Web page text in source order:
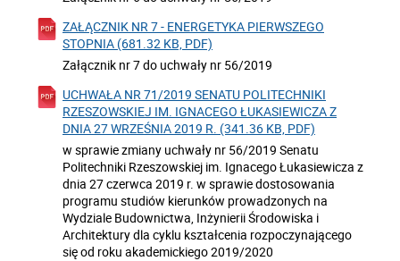
ZAŁĄCZNIK NR 7 - ENERGETYKA PIERWSZEGO
STOPNIA (681.32 KB, PDF)
Załącznik nr 7 do uchwały nr 56/2019
UCHWAŁA NR 71/2019 SENATU POLITECHNIKI
RZESZOWSKIEJ IM. IGNACEGO ŁUKASIEWICZA Z
DNIA 27 WRZEŚNIA 2019 R. (341.36 KB, PDF)
w sprawie zmiany uchwały nr 56/2019 Senatu
Politechniki Rzeszowskiej im. Ignacego Łukasiewicza z
dnia 27 czerwca 2019 r. w sprawie dostosowania
programu studiów kierunków prowadzonych na
Wydziale Budownictwa, Inżynierii Środowiska i
Architektury dla cyklu kształcenia rozpoczynającego
się od roku akademickiego 2019/2020